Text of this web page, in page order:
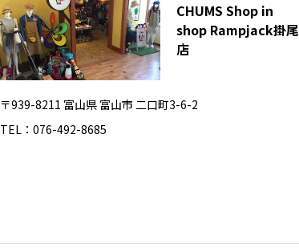
CHUMS Shop in
shop Rampjack掛尾
店
〒939-8211 富山県 富山市 二口町3-6-2
TEL：076-492-8685